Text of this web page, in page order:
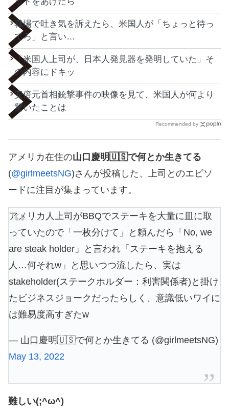
職場で吐き気を訴えたら、米国人が「ちょっと待っ
てろ」と言い…
「米国人上司が、日本人発見器を発明していた」そ
の内容にドキッ
安倍元首相銃撃事件の映像を見て、米国人が何より
驚いたことは
Recommended by
アメリカ在住の山口慶明🇺🇸で何とか生きてる
(@girlmeetsNG)さんが投稿した、上司とのエピソ
ードに注目が集まっています。
アメリカ人上司がBBQでステーキを大量に皿に取
っていたので「一枚分けて」と頼んだら「No, we
are steak holder」と言われ「ステーキを抱える
人…何それw」と思いつつ流したら、実は
stakeholder(ステークホルダー：利害関係者)と掛け
たビジネスジョークだったらしく、意識低いワイに
は難易度高すぎたw
— 山口慶明🇺🇸で何とか生きてる (@girlmeetsNG)
May 13, 2022
難しい(;^ω^)